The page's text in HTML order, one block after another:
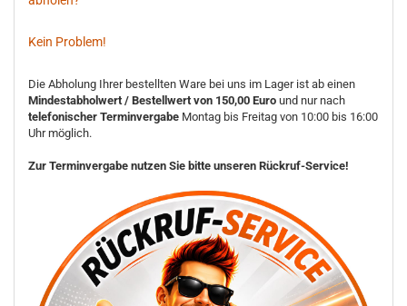
Kein Problem!
Die Abholung Ihrer bestellten Ware bei uns im Lager ist ab einen
Mindestabholwert / Bestellwert von 150,00 Euro und nur nach
telefonischer Terminvergabe Montag bis Freitag von 10:00 bis 16:00
Uhr möglich.
Zur Terminvergabe nutzen Sie bitte unseren Rückruf-Service!